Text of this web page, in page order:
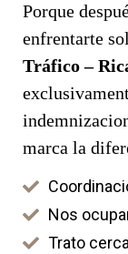
Porque
enfrentarte
Tráfico –
marca la
Nos
Trato